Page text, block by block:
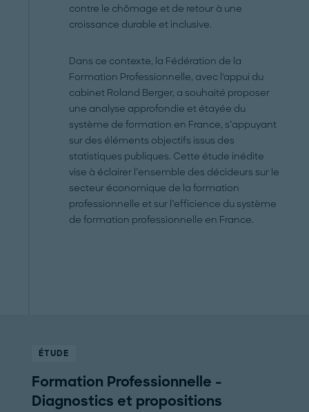
contre le chômage et de retour à une
croissance durable et inclusive.
Dans ce contexte, la Fédération de la
Formation Professionnelle, avec l'appui du
cabinet Roland Berger, a souhaité proposer
une analyse approfondie et étayée du
système de formation en France, s’appuyant
sur des éléments objectifs issus des
statistiques publiques. Cette étude inédite
vise à éclairer l’ensemble des décideurs sur le
secteur économique de la formation
professionnelle et sur l’efficience du système
de formation professionnelle en France.
ÉTUDE
Formation Professionnelle -
Diagnostics et propositions